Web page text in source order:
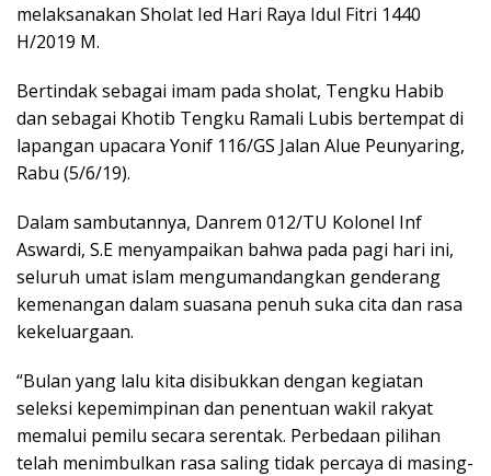
melaksanakan Sholat Ied Hari Raya Idul Fitri 1440
H/2019 M.
Bertindak sebagai imam pada sholat, Tengku Habib
dan sebagai Khotib Tengku Ramali Lubis bertempat di
lapangan upacara Yonif 116/GS Jalan Alue Peunyaring,
Rabu (5/6/19).
Dalam sambutannya, Danrem 012/TU Kolonel Inf
Aswardi, S.E menyampaikan bahwa pada pagi hari ini,
seluruh umat islam mengumandangkan genderang
kemenangan dalam suasana penuh suka cita dan rasa
kekeluargaan.
“Bulan yang lalu kita disibukkan dengan kegiatan
seleksi kepemimpinan dan penentuan wakil rakyat
memalui pemilu secara serentak. Perbedaan pilihan
telah menimbulkan rasa saling tidak percaya di masing-